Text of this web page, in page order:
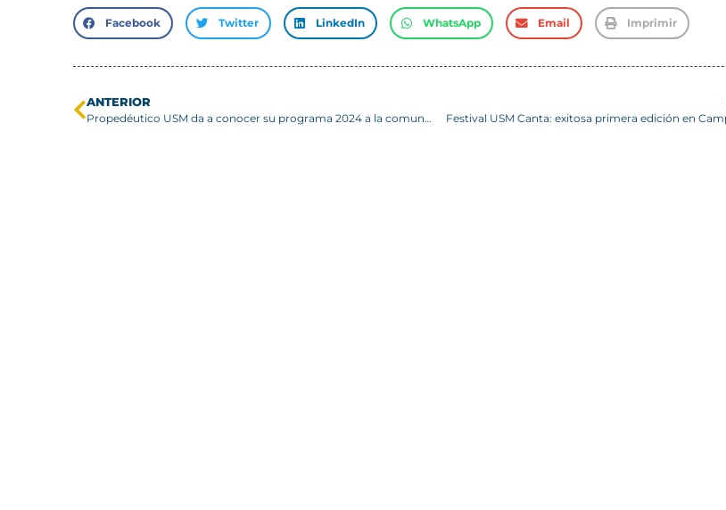
Facebook Twitter LinkedIn WhatsApp Email Imprimir
ANTERIOR
Propedéutico USM da a conocer su programa 2024 a la comunidad escolar en Santiago y Valparaíso